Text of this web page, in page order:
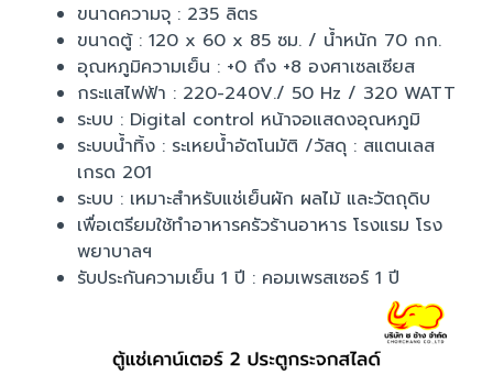
ขนาดความจุ : 235 ลิตร
ขนาดตู้ : 120 x 60 x 85 ซม. / น้ำหนัก 70 กก.
อุณหภูมิความเย็น : +0 ถึง +8 องศาเซลเซียส
กระแสไฟฟ้า : 220-240V./ 50 Hz / 320 WATT
ระบบ : Digital control หน้าจอแสดงอุณหภูมิ
ระบบน้ำทิ้ง : ระเหยน้ำอัตโนมัติ /วัสดุ : สแตนเลส
เกรด 201
ระบบ : เหมาะสำหรับแช่เย็นผัก ผลไม้ และวัตถุดิบ
เพื่อเตรียมใช้ทำอาหารครัวร้านอาหาร โรงแรม โรง
พยาบาลฯ
รับประกันความเย็น 1 ปี : คอมเพรสเซอร์ 1 ปี